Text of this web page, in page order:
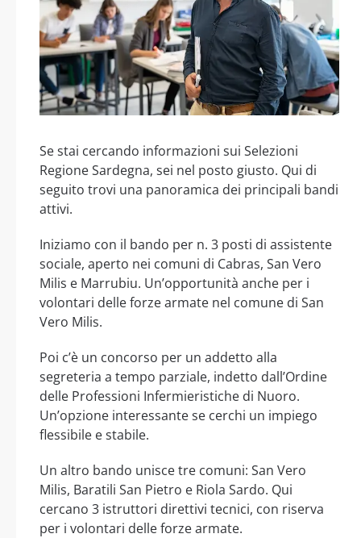
Se stai cercando informazioni sui Selezioni
Regione Sardegna, sei nel posto giusto. Qui di
seguito trovi una panoramica dei principali bandi
attivi.
Iniziamo con il bando per n. 3 posti di assistente
sociale, aperto nei comuni di Cabras, San Vero
Milis e Marrubiu. Un’opportunità anche per i
volontari delle forze armate nel comune di San
Vero Milis.
Poi c’è un concorso per un addetto alla
segreteria a tempo parziale, indetto dall’Ordine
delle Professioni Infermieristiche di Nuoro.
Un’opzione interessante se cerchi un impiego
flessibile e stabile.
Un altro bando unisce tre comuni: San Vero
Milis, Baratili San Pietro e Riola Sardo. Qui
cercano 3 istruttori direttivi tecnici, con riserva
per i volontari delle forze armate.